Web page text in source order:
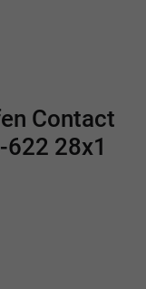
Contact
622 28x1